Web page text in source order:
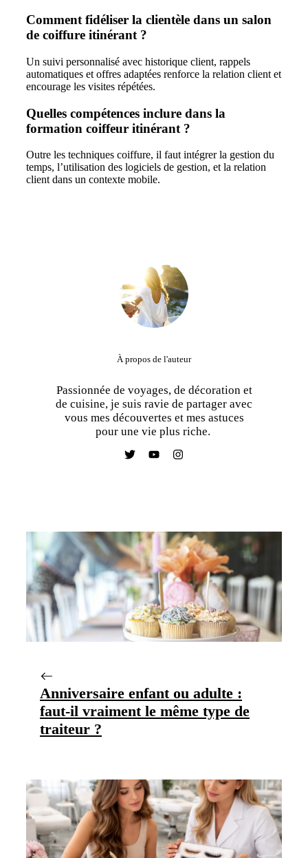
Comment fidéliser la clientèle dans un salon
de coiffure itinérant ?
Un suivi personnalisé avec historique client, rappels
automatiques et offres adaptées renforce la relation client et
encourage les visites répétées.
Quelles compétences inclure dans la
formation coiffeur itinérant ?
Outre les techniques coiffure, il faut intégrer la gestion du
temps, l’utilisation des logiciels de gestion, et la relation
client dans un contexte mobile.
À propos de l'auteur
Passionnée de voyages, de décoration et
de cuisine, je suis ravie de partager avec
vous mes découvertes et mes astuces
pour une vie plus riche.
Anniversaire enfant ou adulte :
faut-il vraiment le même type de
traiteur ?